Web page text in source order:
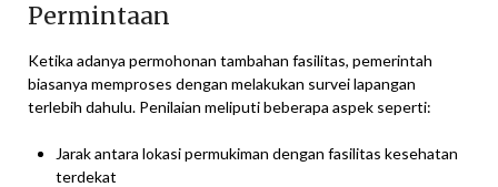
Permintaan
Ketika adanya permohonan tambahan fasilitas, pemerintah
biasanya memproses dengan melakukan survei lapangan
terlebih dahulu. Penilaian meliputi beberapa aspek seperti:
Jarak antara lokasi permukiman dengan fasilitas kesehatan
terdekat